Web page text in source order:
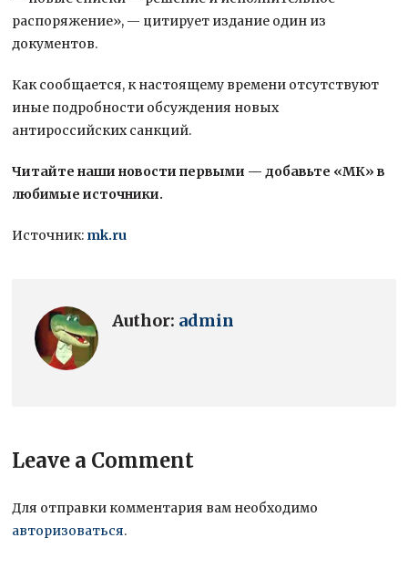
распоряжение», — цитирует издание один из
документов.
Как сообщается, к настоящему времени отсутствуют
иные подробности обсуждения новых
антироссийских санкций.
Читайте наши новости первыми — добавьте «МК» в
любимые источники.
Источник: mk.ru
Author: admin
Leave a Comment
Для отправки комментария вам необходимо
авторизоваться.